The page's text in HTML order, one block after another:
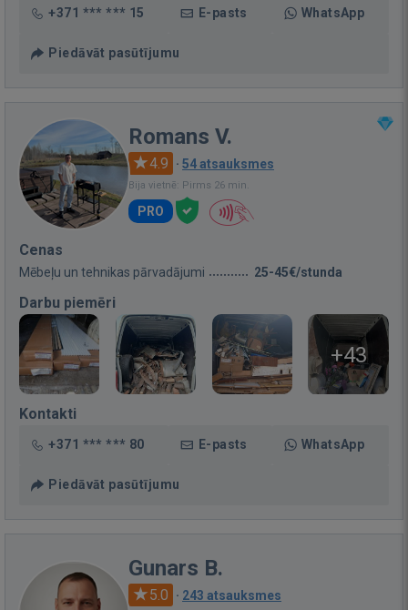
+371 *** *** 15 E-pasts WhatsApp
Piedāvāt pasūtījumu
Romans V.
4.9 · 54 atsauksmes
Bija vietnē: Pirms 26 min.
PRO
Cenas
Mēbeļu un tehnikas pārvadājumi 25-45€/stunda
Darbu piemēri
+43
Kontakti
+371 *** *** 80 E-pasts WhatsApp
Piedāvāt pasūtījumu
Gunars B.
5.0 · 243 atsauksmes